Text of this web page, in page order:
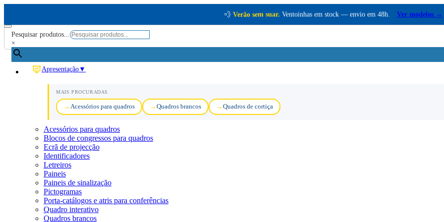
💨 Verão sem suar. Ventoinhas em stock — envio em 48h. Ver modelos →
Pesquisar produtos...
×
Apresentação ▼
MAIS PROCURADAS
Acessórios para quadros Quadros brancos Quadros de cortiça
Acessórios para quadros
Blocos de congressos para quadros
Ecrã de projecção
Identificadores
Letreiros
Paineis
Paineis de sinalização
Pictogramas
Porta-catálogos e atris para conferências
Quadro interativo
Quadros brancos